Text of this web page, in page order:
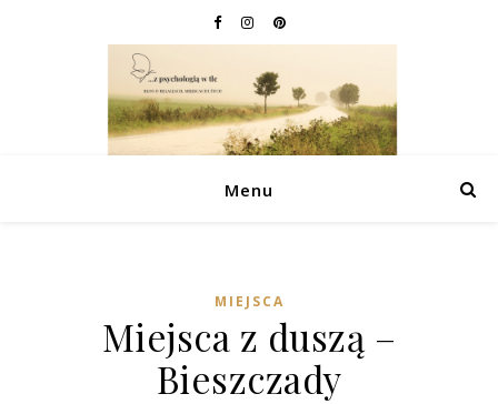
Menu
MIEJSCA
Miejsca z duszą –
Bieszczady